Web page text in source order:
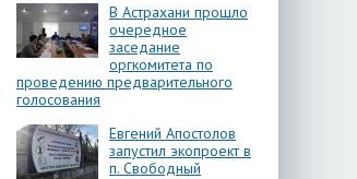
В Астрахани прошло
очередное
заседание
оргкомитета по
проведению предварительного
голосования
Евгений Апостолов
запустил экопроект в
п. Свободный